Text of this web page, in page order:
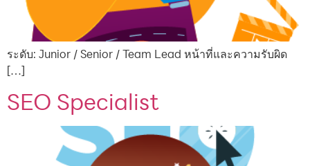
ระดับ: Junior / Senior / Team Lead หน้าที่และความรับผิด
[…]
SEO Specialist